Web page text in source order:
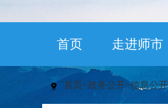
首页 走进师市
首页>政务公开>信息公开